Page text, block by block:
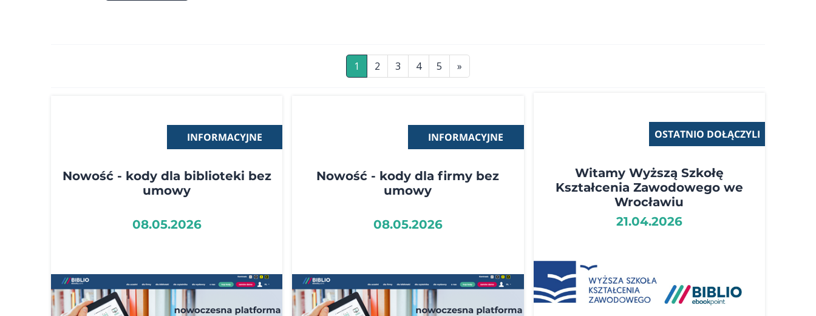
1 2 3 4 5 »
INFORMACYJNE
Nowość - kody dla biblioteki bez
umowy
08.05.2026
INFORMACYJNE
Nowość - kody dla firmy bez
umowy
08.05.2026
OSTATNIO DOŁĄCZYLI
Witamy Wyższą Szkołę
Kształcenia Zawodowego we
Wrocławiu
21.04.2026